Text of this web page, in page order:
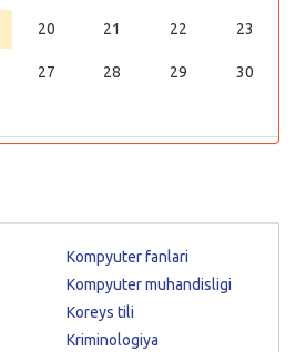
20 21 22 23
27 28 29 30
Kompyuter fanlari
Kompyuter muhandisligi
Koreys tili
Kriminologiya